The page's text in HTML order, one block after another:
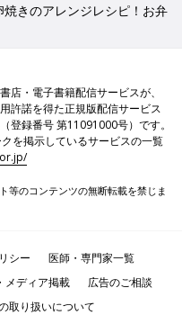
焼きのアレンジレシピ！お弁
店・電子書籍配信サービスが、
許諾を得た正規版配信サービス
登録番号 第11091000号）です。
を掲示しているサービスの一覧
等のコンテンツの無断転載を禁じま
シー
医師・専門家一覧
メディア掲載
広告のご相談
取り扱いについて